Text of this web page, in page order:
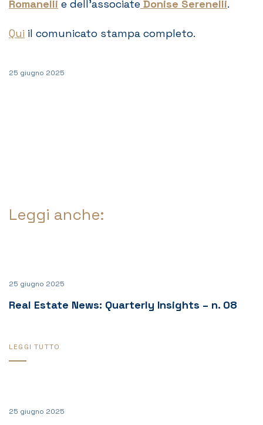
Romanelli e dell’associate Donise Serenelli.
Qui il comunicato stampa completo.
25 giugno 2025
Leggi anche:
25 giugno 2025
Real Estate News: Quarterly Insights – n. 08
LEGGI TUTTO
25 giugno 2025